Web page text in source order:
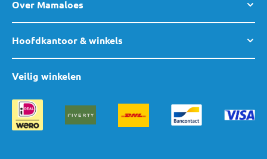
je nog een R44-autostoel? Deze mag je gewoon nog blijven
Een oranje ECE R44-sticker heeft.
Over Mamaloes
Hoofdkantoor & winkels
Veilig winkelen